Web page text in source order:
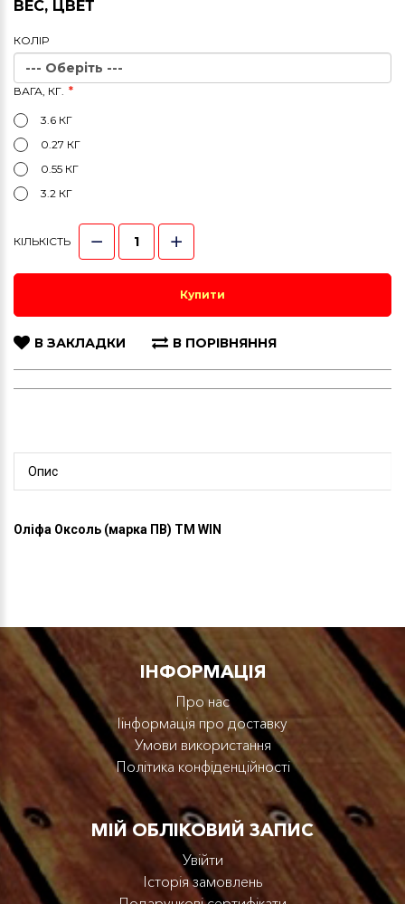
ВЕС, ЦВЕТ
КОЛIР
ВАГА, КГ.
3.6 КГ
0.27 КГ
0.55 КГ
3.2 КГ
КІЛЬКІСТЬ
Купити
В ЗАКЛАДКИ В ПОРІВНЯННЯ
Опис
Оліфа Оксоль (марка ПВ) ТМ WIN
IНФОРМАЦІЯ
Про нас
Iінформація про доставку
Умови використання
Політика конфіденційності
МІЙ ОБЛІКОВИЙ ЗАПИС
Увійти
Історія замовлень